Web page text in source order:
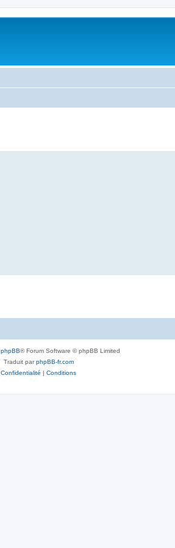
phpBB® Forum Software © phpBB Limited
Traduit parphpBB-fr.com
Confidentialité | Conditions